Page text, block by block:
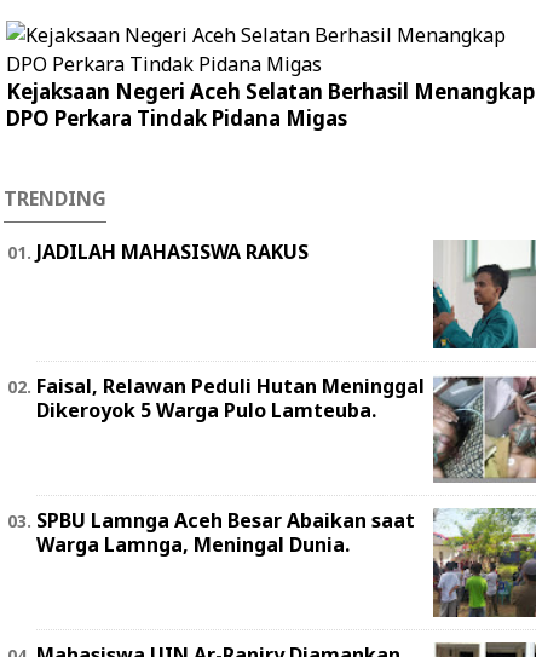
Kejaksaan Negeri Aceh Selatan Berhasil Menangkap
DPO Perkara Tindak Pidana Migas
TRENDING
JADILAH MAHASISWA RAKUS
Faisal, Relawan Peduli Hutan Meninggal
Dikeroyok 5 Warga Pulo Lamteuba.
SPBU Lamnga Aceh Besar Abaikan saat
Warga Lamnga, Meningal Dunia.